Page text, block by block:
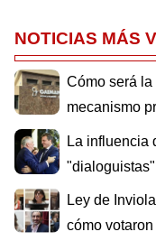
NOTICIAS MÁS
Cómo será la
mecanismo
La influencia
Ley de
cómo